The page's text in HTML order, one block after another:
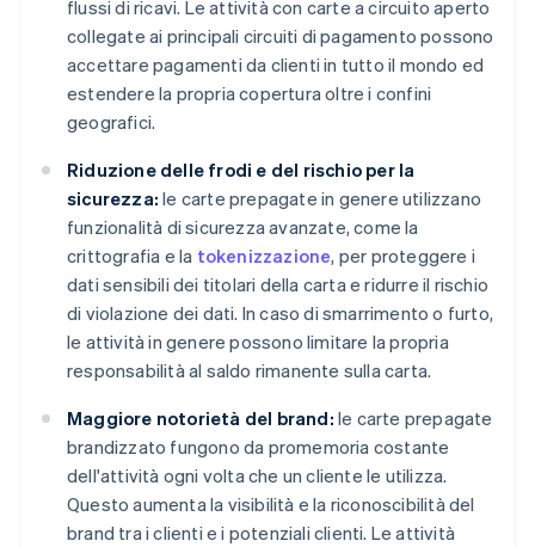
flussi di ricavi. Le attività con carte a circuito aperto
collegate ai principali circuiti di pagamento possono
accettare pagamenti da clienti in tutto il mondo ed
estendere la propria copertura oltre i confini
geografici.
Riduzione delle frodi e del rischio per la
sicurezza: le carte prepagate in genere utilizzano
funzionalità di sicurezza avanzate, come la
crittografia e la tokenizzazione, per proteggere i
dati sensibili dei titolari della carta e ridurre il rischio
di violazione dei dati. In caso di smarrimento o furto,
le attività in genere possono limitare la propria
responsabilità al saldo rimanente sulla carta.
Maggiore notorietà del brand: le carte prepagate
brandizzato fungono da promemoria costante
dell'attività ogni volta che un cliente le utilizza.
Questo aumenta la visibilità e la riconoscibilità del
brand tra i clienti e i potenziali clienti. Le attività